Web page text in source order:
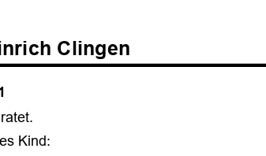


